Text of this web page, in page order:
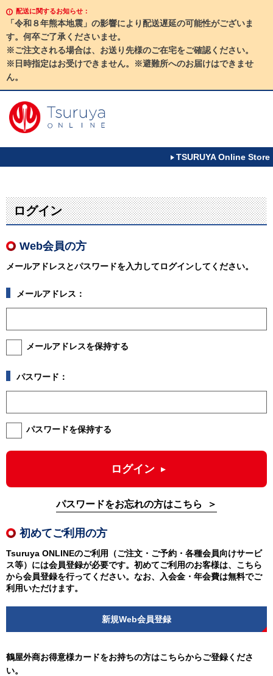
配送に関するお知らせ：
「令和８年熊本地震」の影響により配送遅延の可能性がございま
す。何卒ご了承くださいませ。
※ご注文される場合は、お送り先様のご在宅をご確認ください。
※日時指定はお受けできません。※避難所へのお届けはできませ
ん。
TSURUYA Online Store
ログイン
Web会員の方
メールアドレスとパスワードを入力してログインしてください。
メールアドレス：
メールアドレスを保持する
パスワード：
パスワードを保持する
ログイン
パスワードをお忘れの方はこちら
初めてご利用の方
Tsuruya ONLINEのご利用（ご注文・ご予約・各種会員向けサービ
ス等）には会員登録が必要です。初めてご利用のお客様は、こちら
から会員登録を行ってください。なお、入会金・年会費は無料でご
利用いただけます。
新規Web会員登録
鶴屋外商お得意様カードをお持ちの方はこちらからご登録くださ
い。